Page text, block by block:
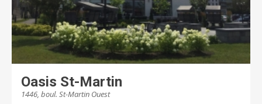
Oasis St-Martin
1446, boul. St-Martin Ouest